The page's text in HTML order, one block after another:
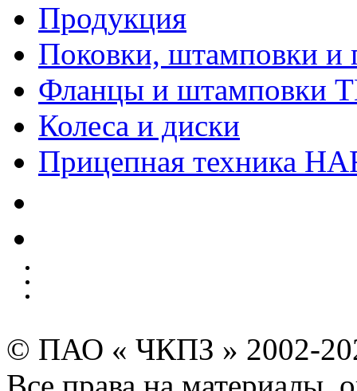
Продукция
Поковки, штамповки и
Фланцы и штамповки
Колеса и диски
Прицепная техника
© ПАО « ЧКПЗ » 2002-